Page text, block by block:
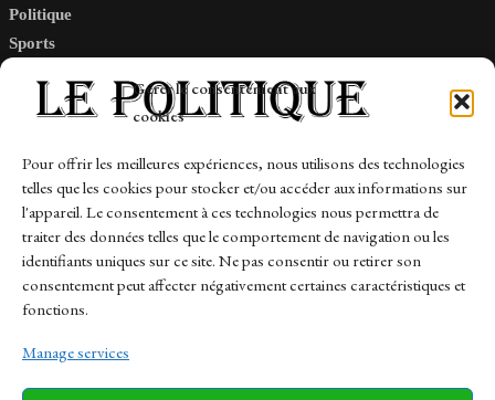
Gérer le consentement aux
cookies
Pour offrir les meilleures expériences, nous utilisons des technologies
telles que les cookies pour stocker et/ou accéder aux informations sur
l'appareil. Le consentement à ces technologies nous permettra de
traiter des données telles que le comportement de navigation ou les
identifiants uniques sur ce site. Ne pas consentir ou retirer son
consentement peut affecter négativement certaines caractéristiques et
fonctions.
Manage services
Politique
Sports
Links
Contact
Sitemap
News Finance-Marches Politics